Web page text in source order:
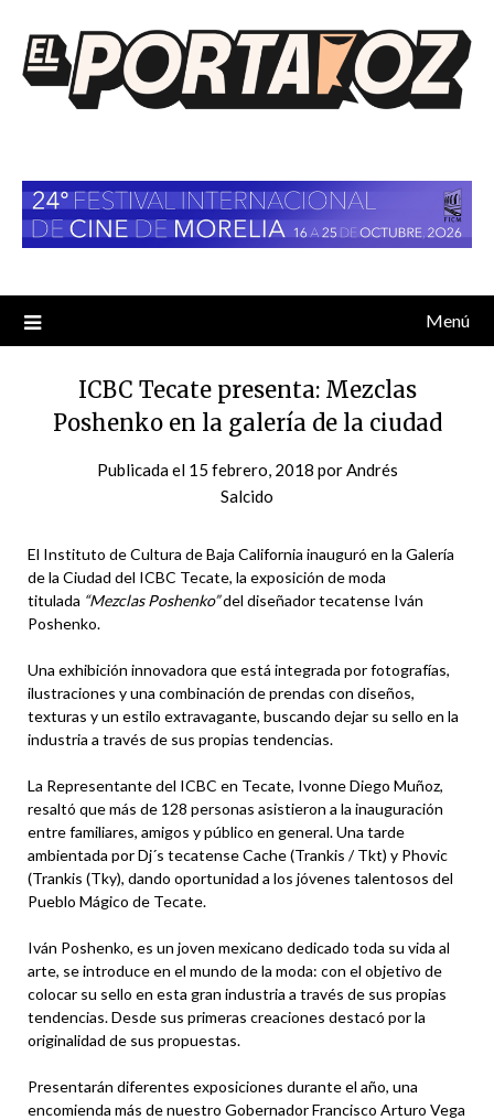
contenido
Menú
ICBC Tecate presenta: Mezclas
Poshenko en la galería de la ciudad
Publicada el 15 febrero, 2018 porAndrés
Salcido
El Instituto de Cultura de Baja California inauguró en la Galería
de la Ciudad del ICBC Tecate, la exposición de moda
titulada “Mezclas Poshenko”del diseñador tecatense Iván
Poshenko.
Una exhibición innovadora que está integrada por fotografías,
ilustraciones y una combinación de prendas con diseños,
texturas y un estilo extravagante, buscando dejar su sello en la
industria a través de sus propias tendencias.
La Representante del ICBC en Tecate, Ivonne Diego Muñoz,
resaltó que más de 128 personas asistieron a la inauguración
entre familiares, amigos y público en general. Una tarde
ambientada por Dj´s tecatense Cache (Trankis / Tkt) y Phovic
(Trankis (Tky), dando oportunidad a los jóvenes talentosos del
Pueblo Mágico de Tecate.
Iván Poshenko, es un joven mexicano dedicado toda su vida al
arte, se introduce en el mundo de la moda: con el objetivo de
colocar su sello en esta gran industria a través de sus propias
tendencias. Desde sus primeras creaciones destacó por la
originalidad de sus propuestas.
Presentarán diferentes exposiciones durante el año, una
encomienda más de nuestro Gobernador Francisco Arturo Vega